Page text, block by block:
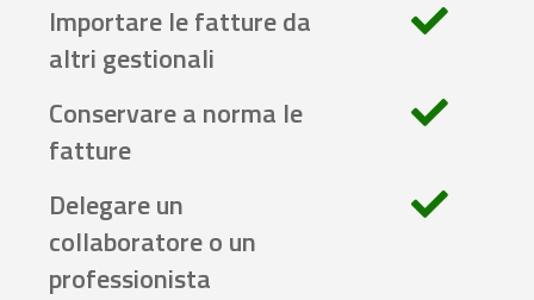
Importare le fatture da
altri gestionali
Conservare a norma le
fatture
Delegare un
collaboratore o un
professionista